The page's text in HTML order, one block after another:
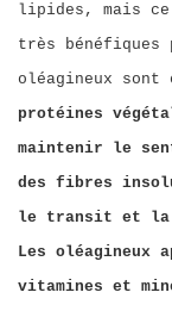
lipides, mais
très bénéfiques
protéines
maintenir le
des fibres
le transit et la
Les oléagineux
vitamines et